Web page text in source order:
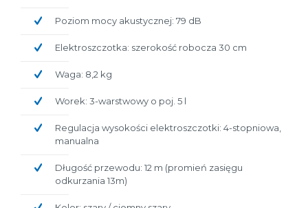
Poziom mocy akustycznej: 79 dB
Elektroszczotka: szerokość robocza 30 cm
Waga: 8,2 kg
Worek: 3-warstwowy o poj. 5 l
Regulacja wysokości elektroszczotki: 4-stopniowa,
manualna
Długość przewodu: 12 m (promień zasięgu
odkurzania 13m)